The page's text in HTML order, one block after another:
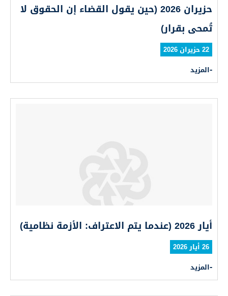
حزيران 2026 (حين يقول القضاء إن الحقوق لا
تُمحى بقرار)
22 حزيران 2026
المزيد
أيار 2026 (عندما يتم الاعتراف: الأزمة نظامية)
26 أيار 2026
المزيد